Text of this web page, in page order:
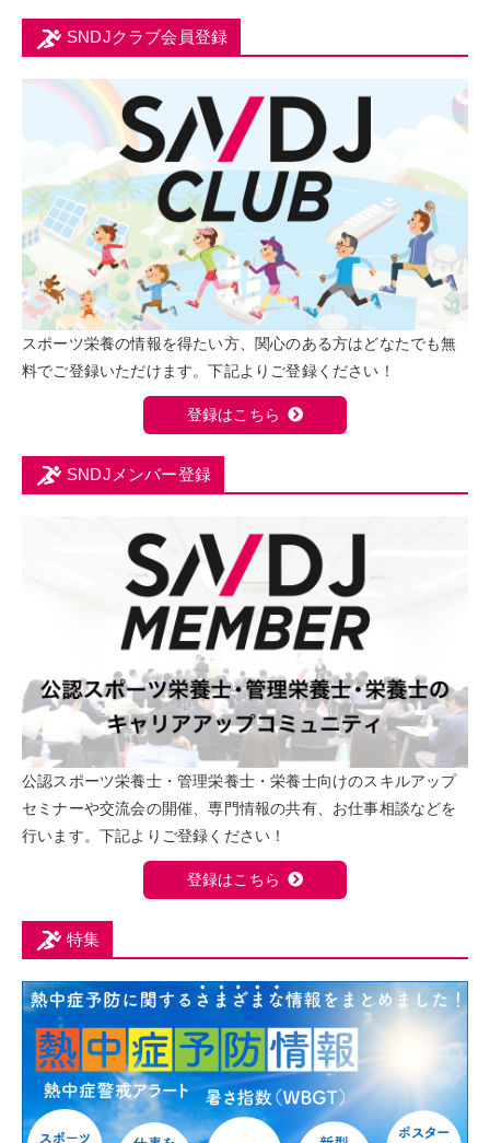
SNDJクラブ会員登録
スポーツ栄養の情報を得たい方、関心のある方はどなたでも無
料でご登録いただけます。下記よりご登録ください！
登録はこちら
SNDJメンバー登録
公認スポーツ栄養士・管理栄養士・栄養士向けのスキルアップ
セミナーや交流会の開催、専門情報の共有、お仕事相談などを
行います。下記よりご登録ください！
登録はこちら
特集